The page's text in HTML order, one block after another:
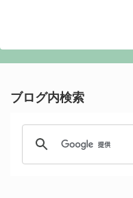
ブログ内検索